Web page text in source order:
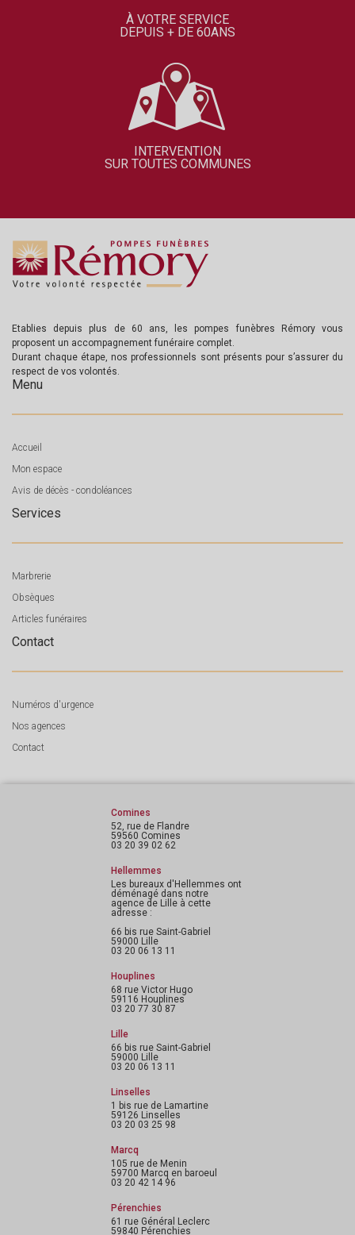
À VOTRE SERVICE
DEPUIS + DE 60ANS
INTERVENTION
SUR TOUTES COMMUNES
Etablies depuis plus de 60 ans, les pompes funèbres Rémory vous
proposent un accompagnement funéraire complet.
Durant chaque étape, nos professionnels sont présents pour s’assurer du
respect de vos volontés.
Menu
Accueil
Mon espace
Avis de décès - condoléances
Services
Marbrerie
Obsèques
Articles funéraires
Contact
Numéros d'urgence
Nos agences
Contact
Comines
52, rue de Flandre
59560 Comines
03 20 39 02 62
Hellemmes
Les bureaux d'Hellemmes ont
déménagé dans notre
agence de Lille à cette
adresse :
66 bis rue Saint-Gabriel
59000 Lille
03 20 06 13 11
Houplines
68 rue Victor Hugo
59116 Houplines
03 20 77 30 87
Lille
66 bis rue Saint-Gabriel
59000 Lille
03 20 06 13 11
Linselles
1 bis rue de Lamartine
59126 Linselles
03 20 03 25 98
Marcq
105 rue de Menin
59700 Marcq en baroeul
03 20 42 14 96
Pérenchies
61 rue Général Leclerc
59840 Pérenchies